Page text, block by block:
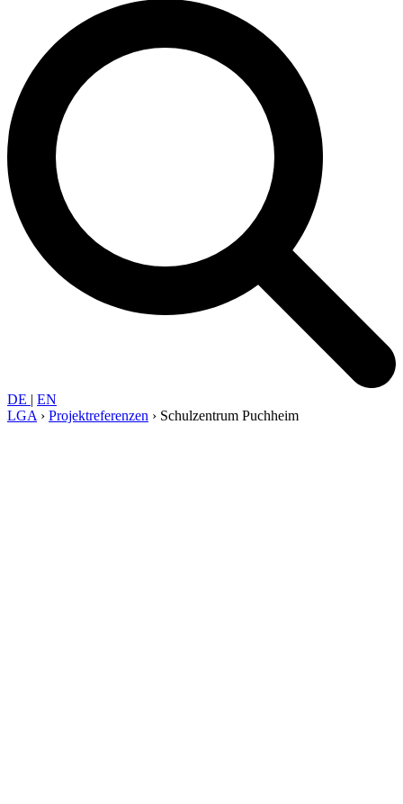
DE
EN
LGA › Projekt­referenzen › Schulzentrum Puchheim